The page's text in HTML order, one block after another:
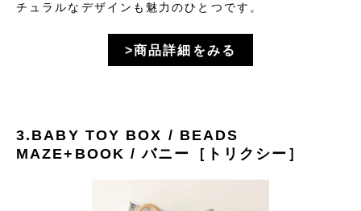
チュラルなデザインも魅力のひとつです。
>商品詳細をみる
3.BABY TOY BOX / BEADS
MAZE+BOOK / バニー［トリクシー］